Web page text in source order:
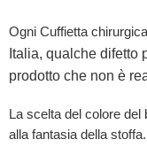
Ogni Cuffietta
Italia, qualche difetto
prodotto che non è
La scelta del colore
alla fantasia della stoffa.